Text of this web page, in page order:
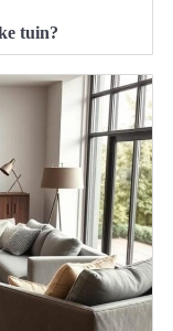
tuin?